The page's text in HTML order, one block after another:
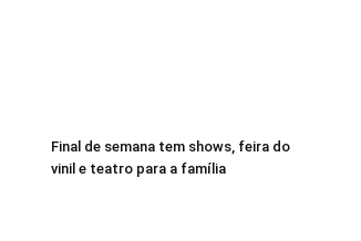
Final de semana tem shows, feira do
vinil e teatro para a família